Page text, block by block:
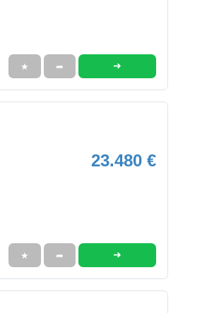
★ ➦ ➜
23.480 €
★ ➦ ➜